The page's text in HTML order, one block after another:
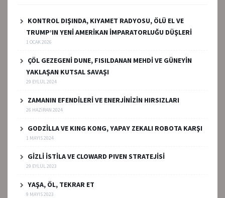
KONTROL DIŞINDA, KIYAMET RADYOSU, ÖLÜ EL VE
TRUMP’IN YENİ AMERİKAN İMPARATORLUĞU DÜŞLERİ
1 OCAK 2026
ÇÖL GEZEGENİ DUNE, FISILDANAN MEHDİ VE GÜNEYİN
YAKLAŞAN KUTSAL SAVAŞI
29 EYLÜL 2024
ZAMANIN EFENDİLERİ VE ENERJİNİZİN HIRSIZLARI
26 HAZIRAN 2024
GODZİLLA VE KING KONG, YAPAY ZEKALI ROBOTA KARŞI
1 MAYIS 2024
GİZLİ İSTİLA VE CLOWARD PIVEN STRATEJİSİ
29 EYLÜL 2023
YAŞA, ÖL, TEKRAR ET
9 MAYIS 2023